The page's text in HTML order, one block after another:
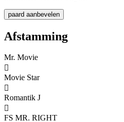
Afstamming
Mr. Movie

Movie Star

Romantik J

FS MR. RIGHT